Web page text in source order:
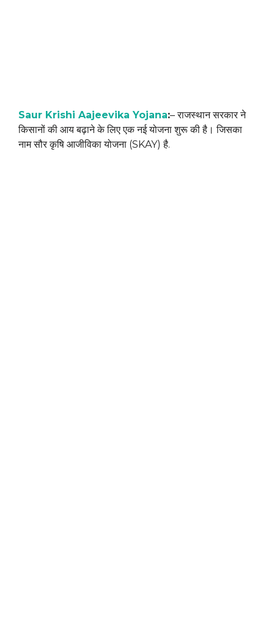
Saur Krishi Aajeevika Yojana:– राजस्थान सरकार ने
किसानों की आय बढ़ाने के लिए एक नई योजना शुरू की है। जिसका
नाम सौर कृषि आजीविका योजना (SKAY) है.